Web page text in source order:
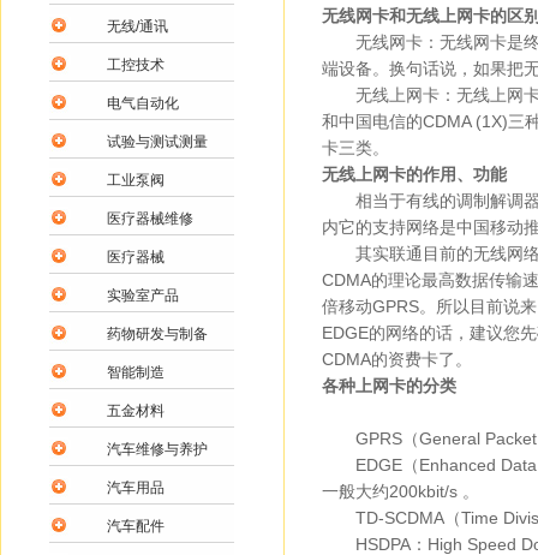
无线网卡和无线上网卡的区
无线网卡：无线网卡是终
端设备。换句话说，如果把
无线上网卡：无线上网卡
和中国电信的CDMA (1X)三
卡三类。
无线上网卡的作用、功能
相当于有线的调制解调器
内它的支持网络是中国移动
其实联通目前的无线网络
CDMA的理论最高数据传输
倍移动GPRS。所以目前说
EDGE的网络的话，建议您
CDMA的资费卡了。
各种上网卡的分类
GPRS（General Packet
EDGE（Enhanced Data
一般大约200kbit/s 。
TD-SCDMA（Time
HSDPA：High Speed
无线/通讯
工控技术
电气自动化
试验与测试测量
工业泵阀
医疗器械维修
医疗器械
实验室产品
药物研发与制备
智能制造
五金材料
汽车维修与养护
汽车用品
汽车配件